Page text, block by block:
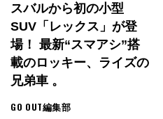
スバルから初の小型
SUV「レックス」が登
場！ 最新“スマアシ”搭
載のロッキー、ライズの
兄弟車 。
GO OUT編集部